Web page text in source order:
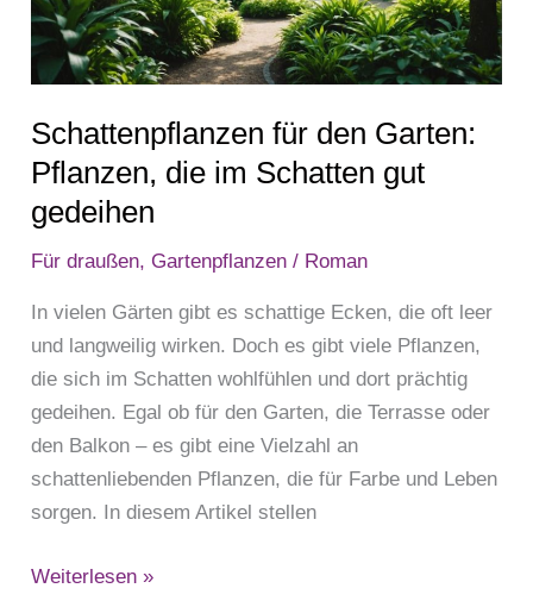
Schattenpflanzen für den Garten:
Pflanzen, die im Schatten gut
gedeihen
Für draußen, Gartenpflanzen / Roman
In vielen Gärten gibt es schattige Ecken, die oft leer
und langweilig wirken. Doch es gibt viele Pflanzen,
die sich im Schatten wohlfühlen und dort prächtig
gedeihen. Egal ob für den Garten, die Terrasse oder
den Balkon – es gibt eine Vielzahl an
schattenliebenden Pflanzen, die für Farbe und Leben
sorgen. In diesem Artikel stellen
die
im
gut
gedeihen
Weiterlesen »